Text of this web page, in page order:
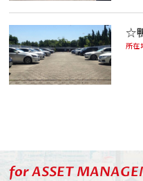
☆
所在
for ASSET